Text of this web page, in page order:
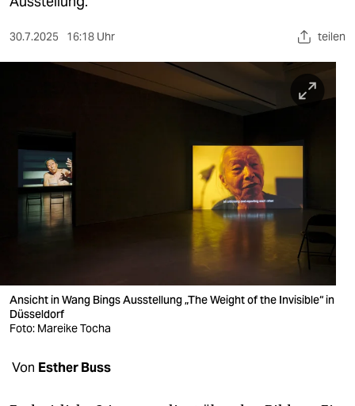
sport
wahrheit
verlag
verlag
fragen & hilfe
unterstützen
abo
30.7.2025 16:18 Uhr teilen
Ansicht in Wang Bings Ausstellung „The Weight of the Invisible“ in
Düsseldorf
Foto: Mareike Tocha
Von Esther Buss